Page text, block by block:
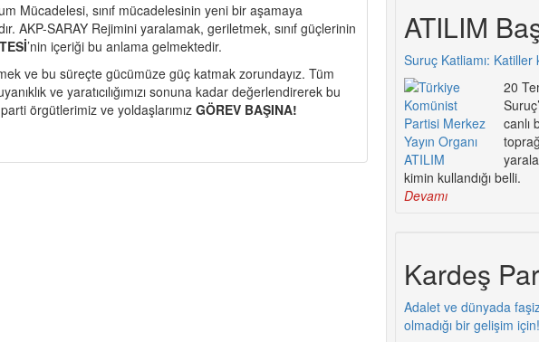
Mücadelesi, sınıf mücadelesinin yeni bir aşamaya
AKP-SARAY Rejimini yaralamak, geriletmek, sınıf güçlerinin
’nin içeriği bu anlama gelmektedir.
ve bu süreçte gücümüze güç katmak zorundayız. Tüm
ve yaratıcılığımızı sonuna kadar değerlendirerek bu
örgütlerimiz ve yoldaşlarımız GÖREV BAŞINA!
ATILIM
Suruç Katliamı: Katiller
20
canlı
kimin kullandığı belli.
Devamı
Kardeş
Adalet ve dünyada
olmadığı bir gelişim için!